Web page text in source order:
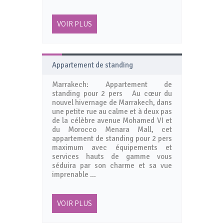
VOIR PLUS
Appartement de standing
Marrakech: Appartement de
standing pour 2 pers Au cœur du
nouvel hivernage de Marrakech, dans
une petite rue au calme et à deux pas
de la célèbre avenue Mohamed VI et
du Morocco Menara Mall, cet
appartement de standing pour 2 pers
maximum avec équipements et
services hauts de gamme vous
séduira par son charme et sa vue
imprenable …
VOIR PLUS